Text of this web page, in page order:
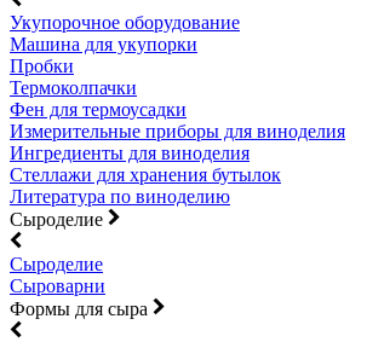
Укупорочное оборудование
Машина для укупорки
Пробки
Термоколпачки
Фен для термоусадки
Измерительные приборы для виноделия
Ингредиенты для виноделия
Стеллажи для хранения бутылок
Литература по виноделию
Сыроделие
Сыроделие
Сыроварни
Формы для сыра